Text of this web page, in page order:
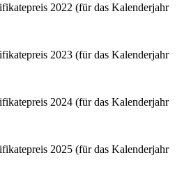
2022 (für das Kalenderjahr
2023 (für das Kalenderjahr
2024 (für das Kalenderjahr
2025 (für das Kalenderjahr